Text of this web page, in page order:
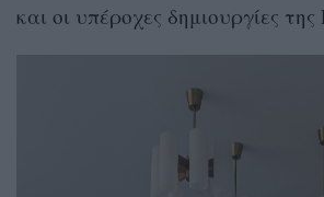
και οι υπέροχες δημιουργίες της